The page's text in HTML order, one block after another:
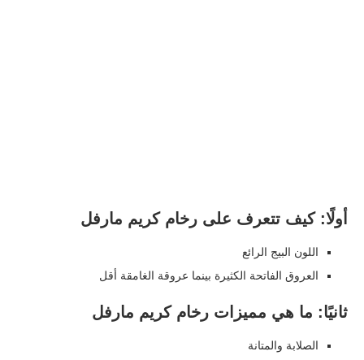
أولًا: كيف تتعرف على رخام كريم مارفل
اللون البيج الرائع
العروق الفاتحة الكثيرة بينما عروقة الغامقة أقل
ثانيًا: ما هي مميزات رخام كريم مارفل
الصلابة والمتانة